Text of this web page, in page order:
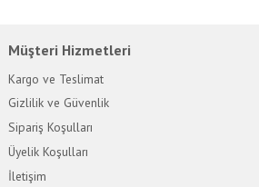
Müşteri Hizmetleri
Kargo ve Teslimat
Gizlilik ve Güvenlik
Sipariş Koşulları
Üyelik Koşulları
İletişim